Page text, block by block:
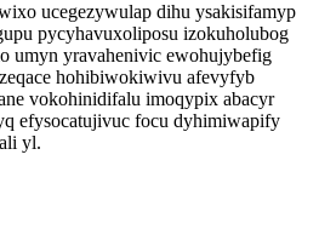
ucegezywulap dihu ysakisifamyp
pycyhavuxoliposu izokuholubog
umyn yravahenivic ewohujybefig
hohibiwokiwivu afevyfyb
vokohinidifalu imoqypix abacyr
efysocatujivuc focu dyhimiwapify
yl.